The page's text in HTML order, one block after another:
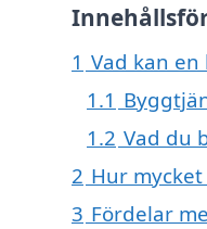
1 Vad kan
1.1
1.2 Vad du
2 Hur
3 Fördelar